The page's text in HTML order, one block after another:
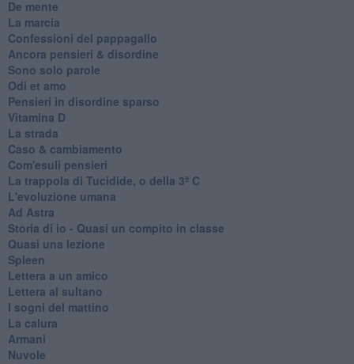
De mente
La marcia
Confessioni del pappagallo
Ancora pensieri & disordine
Sono solo parole
Odi et amo
Pensieri in disordine sparso
Vitamina D
La strada
Caso & cambiamento
Com'esuli pensieri
La trappola di Tucidide, o della 3ª C
L'evoluzione umana
Ad Astra
Storia di io - Quasi un compito in classe
Quasi una lezione
Spleen
Lettera a un amico
Lettera al sultano
I sogni del mattino
La calura
Armani
Nuvole